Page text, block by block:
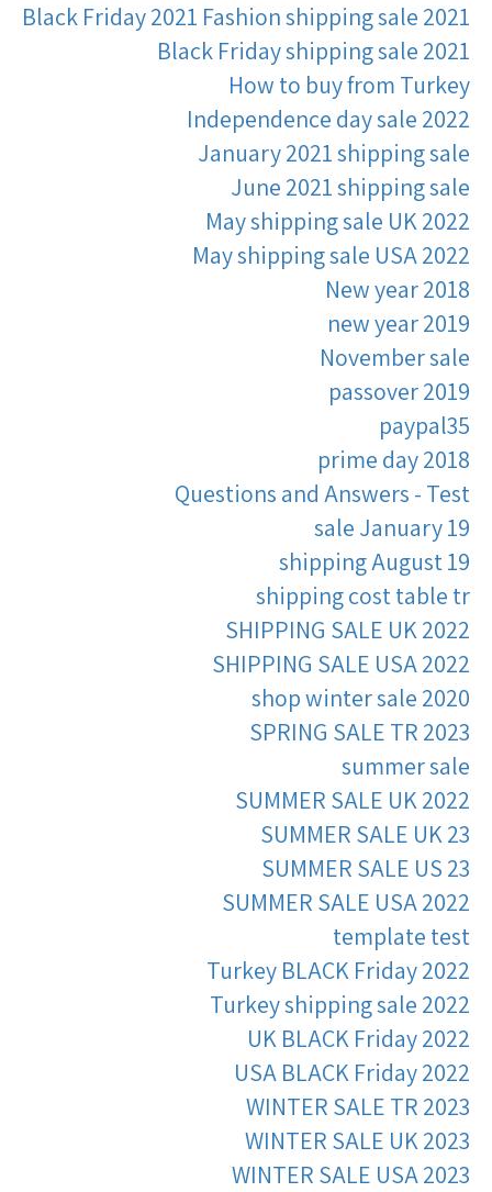
Black Friday 2021 Fashion shipping sale 2021
Black Friday shipping sale 2021
How to buy from Turkey
Independence day sale 2022
January 2021 shipping sale
June 2021 shipping sale
May shipping sale UK 2022
May shipping sale USA 2022
New year 2018
new year 2019
November sale
passover 2019
paypal35
prime day 2018
Questions and Answers - Test
sale January 19
shipping August 19
shipping cost table tr
SHIPPING SALE UK 2022
SHIPPING SALE USA 2022
shop winter sale 2020
SPRING SALE TR 2023
summer sale
SUMMER SALE UK 2022
SUMMER SALE UK 23
SUMMER SALE US 23
SUMMER SALE USA 2022
template test
Turkey BLACK Friday 2022
Turkey shipping sale 2022
UK BLACK Friday 2022
USA BLACK Friday 2022
WINTER SALE TR 2023
WINTER SALE UK 2023
WINTER SALE USA 2023